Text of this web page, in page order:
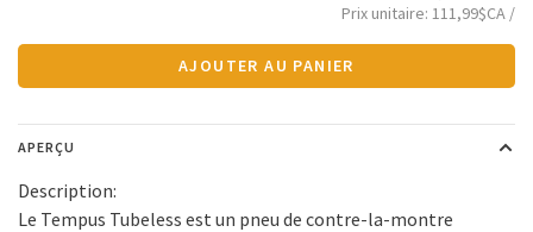
Prix unitaire: 111,99$CA /
AJOUTER AU PANIER
APERÇU
Description:
Le Tempus Tubeless est un pneu de contre-la-montre